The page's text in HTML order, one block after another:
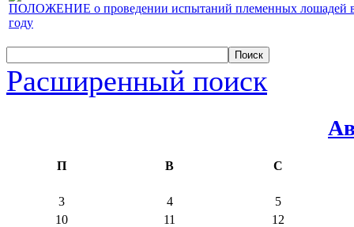
ПОЛОЖЕНИЕ о проведении испытаний племенных лошадей
году
Расширенный поиск
П В С
3 4
5
10
11
12